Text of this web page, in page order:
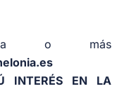
o más
INTERÉS EN LA